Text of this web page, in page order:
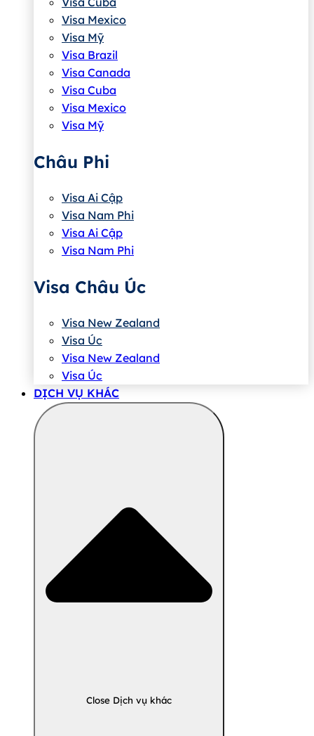
Visa Mexico
Visa Mỹ
Visa Brazil
Visa Canada
Visa Cuba
Visa Mexico
Visa Mỹ
Châu Phi
Visa Ai Cập
Visa Nam Phi
Visa Ai Cập
Visa Nam Phi
Visa Châu Úc
Visa New Zealand
Visa Úc
Visa New Zealand
Visa Úc
DỊCH VỤ KHÁC
Close Dịch vụ khác